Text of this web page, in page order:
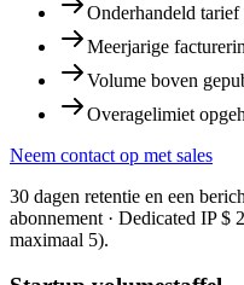
Onderhandeld tarief
Meerjarige
Volume boven
Overagelimiet
Neem contact op met sales
30 dagen retentie en een
abonnement · Dedicated IP $
maximaal 5).